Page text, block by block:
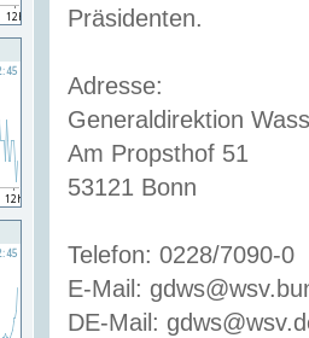
Präsidenten.
Adresse:
Generaldirektion
Am Propsthof 51
53121 Bonn
Telefon: 0228/7090-0
E-Mail:
DE-Mail: